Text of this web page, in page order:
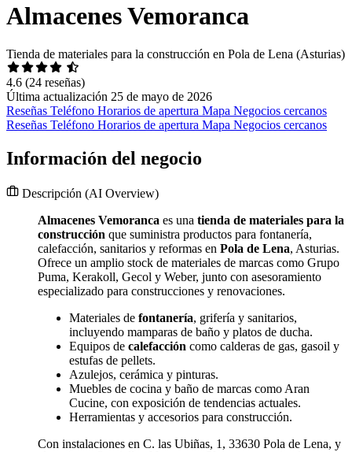
Almacenes Vemoranca
Tienda de materiales para la construcción en Pola de Lena (Asturias)
4.6 (24 reseñas)
Última actualización 25 de mayo de 2026
Reseñas Teléfono Horarios de apertura Mapa Negocios cercanos
Reseñas Teléfono Horarios de apertura Mapa Negocios cercanos
Información del negocio
Descripción (AI Overview)
Almacenes Vemoranca es una tienda de materiales para la
construcción que suministra productos para fontanería,
calefacción, sanitarios y reformas en Pola de Lena, Asturias.
Ofrece un amplio stock de materiales de marcas como Grupo
Puma, Kerakoll, Gecol y Weber, junto con asesoramiento
especializado para construcciones y renovaciones.
Materiales de fontanería, grifería y sanitarios,
incluyendo mamparas de baño y platos de ducha.
Equipos de calefacción como calderas de gas, gasoil y
estufas de pellets.
Azulejos, cerámica y pinturas.
Muebles de cocina y baño de marcas como Aran
Cucine, con exposición de tendencias actuales.
Herramientas y accesorios para construcción.
Con instalaciones en C. las Ubiñas, 1, 33630 Pola de Lena, y